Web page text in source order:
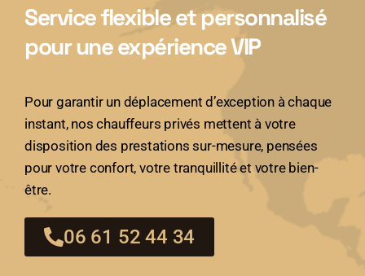
Service flexible et personnalisé
pour une expérience VIP
Pour garantir un déplacement d’exception à chaque
instant, nos chauffeurs privés mettent à votre
disposition des prestations sur-mesure, pensées
pour votre confort, votre tranquillité et votre bien-
être.
06 61 52 44 34